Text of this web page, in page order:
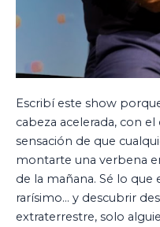
Escribí este show
cabeza acelerada, con
sensación de que
montarte una verbena
de la mañana. Sé lo que
rarísimo… y descubrir
extraterrestre, solo